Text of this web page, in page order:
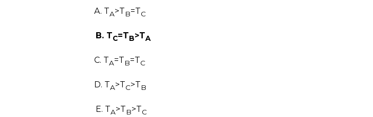
A. TA>TB=TC
B. TC=TB>TA
C. TA=TB=TC
D. TA>TC>TB
E. TA>TB>TC